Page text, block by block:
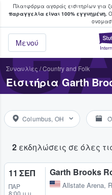
Πλατφόρμα αγοράς εισιτηρίων για
παραγγελία είναι 100% εγγυημένη.
Μενού
φαν αγοράζουν
Συναυλίες /Country and Folk
Εισιτήρια Garth
Columbus, OH
2 εκδηλώσεις σε όλες
11 ΣΕΠ
ΠΑΡ
8:00 μ.μ.
Garth Brooks
Allstate Arena,